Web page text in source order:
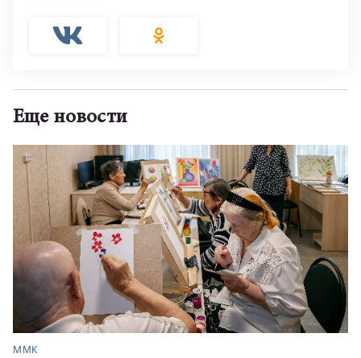
Еще новости